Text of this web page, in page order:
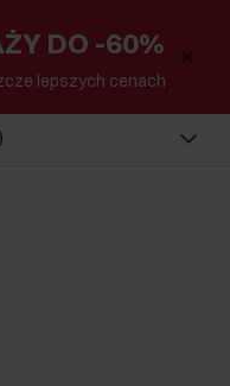
DO -60%
lepszych cenach